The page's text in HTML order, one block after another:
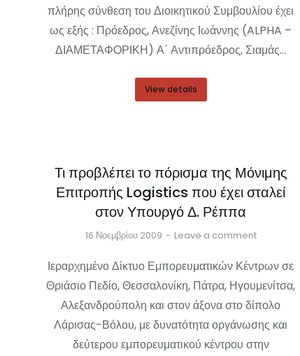
πλήρης σύνθεση του Διοικητικού Συμβουλίου έχει
ως εξής : Πρόεδρος, Ανεζίνης Ιωάννης (ALPHA –
ΔΙΑΜΕΤΑΦΟΡΙΚΗ) Α΄ Αντιπρόεδρος, Σιαμάς…
View details
Τι προβλέπει το πόρισμα της Μόνιμης
Επιτροπής Logistics που έχει σταλεί
στον Υπουργό Δ. Ρέππα
16 Νοεμβρίου 2009 Leave a comment
Ιεραρχημένο Δίκτυο Εμπορευματικών Κέντρων σε
Θριάσιο Πεδίο, Θεσσαλονίκη, Πάτρα, Ηγουμενίτσα,
Αλεξανδρούπολη και στον άξονα στο δίπολο
Λάρισας-Βόλου, με δυνατότητα οργάνωσης και
δεύτερου εμπορευματικού κέντρου στην